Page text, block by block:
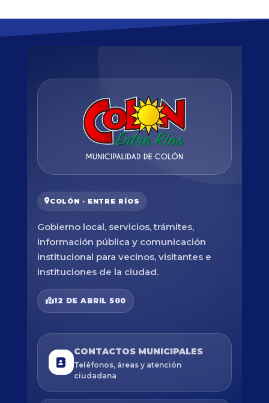
COLÓN · ENTRE RÍOS
Gobierno local, servicios, trámites,
información pública y comunicación
institucional para vecinos, visitantes e
instituciones de la ciudad.
12 DE ABRIL 500
CONTACTOS MUNICIPALES
Teléfonos, áreas y atención
ciudadana